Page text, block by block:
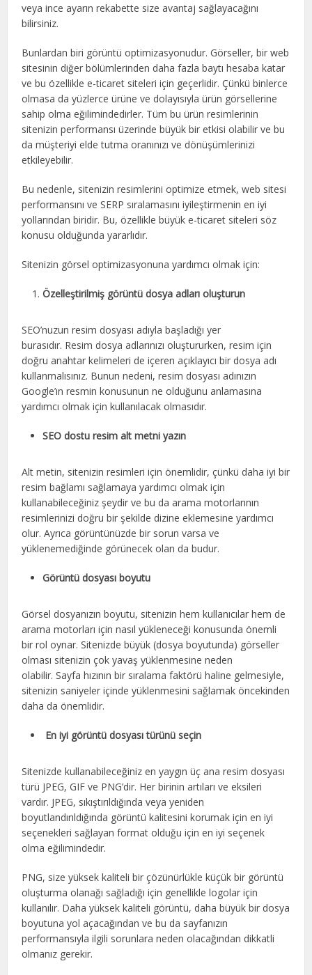
veya ince ayarın rekabette size avantaj sağlayacağını
bilirsiniz.
Bunlardan biri görüntü optimizasyonudur. Görseller, bir web
sitesinin diğer bölümlerinden daha fazla baytı hesaba katar
ve bu özellikle e-ticaret siteleri için geçerlidir. Çünkü binlerce
olmasa da yüzlerce ürüne ve dolayısıyla ürün görsellerine
sahip olma eğilimindedirler. Tüm bu ürün resimlerinin
sitenizin performansı üzerinde büyük bir etkisi olabilir ve bu
da müşteriyi elde tutma oranınızı ve dönüşümlerinizi
etkileyebilir.
Bu nedenle, sitenizin resimlerini optimize etmek, web sitesi
performansını ve SERP sıralamasını iyileştirmenin en iyi
yollarından biridir. Bu, özellikle büyük e-ticaret siteleri söz
konusu olduğunda yararlıdır.
Sitenizin görsel optimizasyonuna yardımcı olmak için:
Özelleştirilmiş görüntü dosya adları oluşturun
SEO’nuzun resim dosyası adıyla başladığı yer
burasıdır. Resim dosya adlarınızı oluştururken, resim için
doğru anahtar kelimeleri de içeren açıklayıcı bir dosya adı
kullanmalısınız. Bunun nedeni, resim dosyası adınızın
Google’ın resmin konusunun ne olduğunu anlamasına
yardımcı olmak için kullanılacak olmasıdır.
SEO dostu resim alt metni yazın
Alt metin, sitenizin resimleri için önemlidir, çünkü daha iyi bir
resim bağlamı sağlamaya yardımcı olmak için
kullanabileceğiniz şeydir ve bu da arama motorlarının
resimlerinizi doğru bir şekilde dizine eklemesine yardımcı
olur. Ayrıca görüntünüzde bir sorun varsa ve
yüklenemediğinde görünecek olan da budur.
Görüntü dosyası boyutu
Görsel dosyanızın boyutu, sitenizin hem kullanıcılar hem de
arama motorları için nasıl yükleneceği konusunda önemli
bir rol oynar. Sitenizde büyük (dosya boyutunda) görseller
olması sitenizin çok yavaş yüklenmesine neden
olabilir. Sayfa hızının bir sıralama faktörü haline gelmesiyle,
sitenizin saniyeler içinde yüklenmesini sağlamak öncekinden
daha da önemlidir.
En iyi görüntü dosyası türünü seçin
Sitenizde kullanabileceğiniz en yaygın üç ana resim dosyası
türü JPEG, GIF ve PNG’dir. Her birinin artıları ve eksileri
vardır. JPEG, sıkıştırıldığında veya yeniden
boyutlandırıldığında görüntü kalitesini korumak için en iyi
seçenekleri sağlayan format olduğu için en iyi seçenek
olma eğilimindedir.
PNG, size yüksek kaliteli bir çözünürlükle küçük bir görüntü
oluşturma olanağı sağladığı için genellikle logolar için
kullanılır. Daha yüksek kaliteli görüntü, daha büyük bir dosya
boyutuna yol açacağından ve bu da sayfanızın
performansıyla ilgili sorunlara neden olacağından dikkatli
olmanız gerekir.